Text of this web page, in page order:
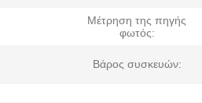
Μέτρηση της πηγής
φωτός:
Βάρος συσκευών: